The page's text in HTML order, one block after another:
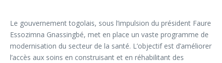
Le gouvernement togolais, sous l’impulsion du président Faure
Essozimna Gnassingbé, met en place un vaste programme de
modernisation du secteur de la santé. L’objectif est d’améliorer
l’accès aux soins en construisant et en réhabilitant des